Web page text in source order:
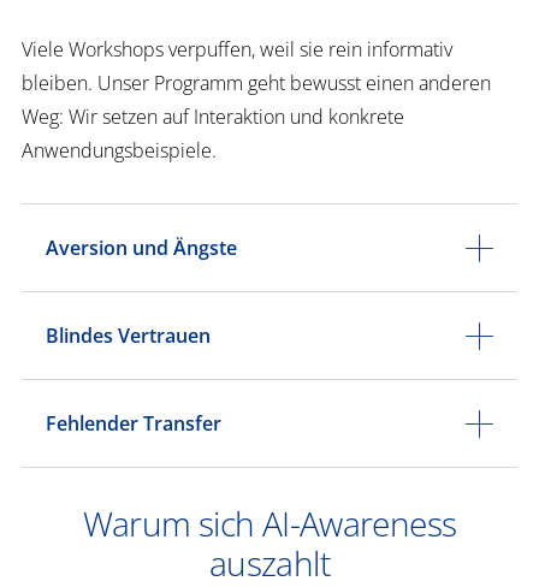
Viele Workshops verpuffen, weil sie rein informativ
bleiben. Unser Programm geht bewusst einen anderen
Weg: Wir setzen auf Interaktion und konkrete
Anwendungsbeispiele.
Aversion und Ängste
Blindes Vertrauen
Fehlender Transfer
Warum sich AI-Awareness
auszahlt